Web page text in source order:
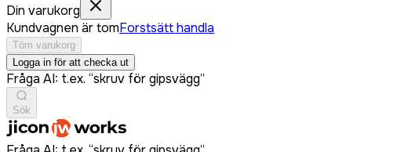
Din varukorg
Kundvagnen är tomForstsätt handla
Töm varukorg
Logga in för att checka ut
Fråga AI: t.ex. “skruv för gipsvägg”
Sök